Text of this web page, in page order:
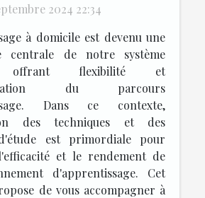
2024 22:34
à domicile est devenu une
centrale de notre système
offrant flexibilité et
du parcours
Dans ce contexte,
des techniques et des
est primordiale pour
et le rendement de
d'apprentissage. Cet
de vous accompagner à